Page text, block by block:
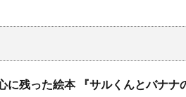
に残った絵本 『サルくんとバナナ